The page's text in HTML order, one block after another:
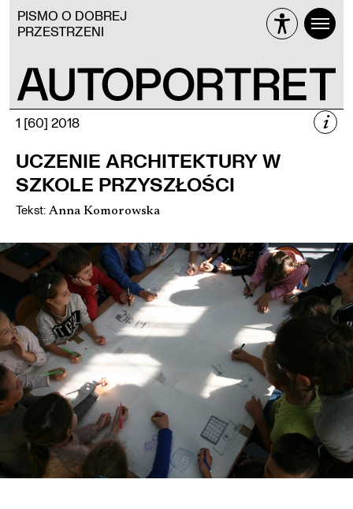
PISMO O DOBREJ
PRZESTRZENI
1 [60] 2018 i
1 [60] 2018
UCZENIE
ARCHITEKTURY
Więcej
UCZENIE ARCHITEKTURY W
SZKOLE PRZYSZŁOŚCI
Tekst: Anna Komorowska